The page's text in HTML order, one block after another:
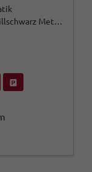
Grenadillschwarz Metallic
Sie an (PDF)